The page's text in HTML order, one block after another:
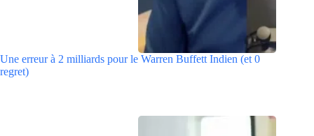
Une erreur à 2 milliards pour le Warren Buffett Indien (et 0
regret)